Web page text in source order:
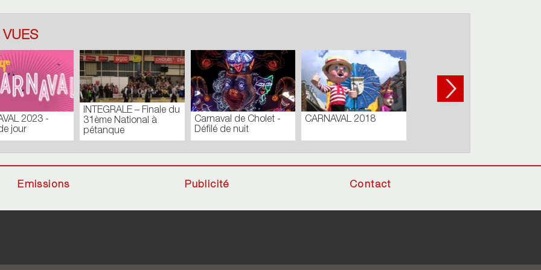
du Lundi 27
2018
TOUR DES
COMMUNES_N171
Batistyl
CONSEIL MUNICIPAL
EXTRAORDINAIRE –
FÉVRIER 2019
Journal du Lundi 03
Emissions Publicité Contact